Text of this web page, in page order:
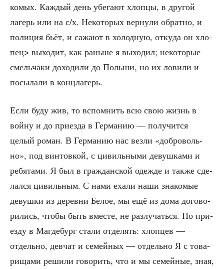
ко­мых. Каж­дый день убе­га­ют хлоп­цы, в дру­гой
лагерь или на с/х. Неко­то­рых вер­ну­ли обрат­но, и
поли­ция бьёт, и сажа­ют в холод­ную, отку­да он хло­
пец> выхо­дит, как рань­ше я выхо­дил; неко­то­рые
смель­ча­ки дохо­ди­ли до Поль­ши, но их лови­ли и
посы­ла­ли в концлагерь.
Если буду жив, то вспом­нить всю свою жизнь в
вой­ну и до при­ез­да в Гер­ма­нию — полу­чит­ся
целый роман. В Гер­ма­нию нас вез­ли «доб­ро­воль­
но», под вин­тов­кой, с цивиль­ны­ми девуш­ка­ми и
ребя­та­ми. Я был в граж­дан­ской одеж­де и так­же сде­
лал­ся цивиль­ным. С нами еха­ли наши зна­ко­мые
девуш­ки из дерев­ни Белое, мы ещё из дома дого­во­
ри­лись, что­бы быть вме­сте, не раз­лу­чать­ся. По при­
ез­ду в Маг­де­бург ста­ли отде­лять: хлоп­цев —
отдель­но, дев­чат и семей­ных — отдель­но Я с това­
ри­ща­ми реши­ли гово­рить, что и мы семей­ные, зная,